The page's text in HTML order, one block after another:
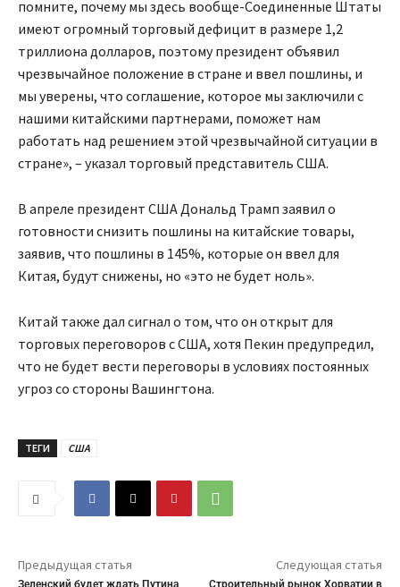
помните, почему мы здесь вообще-Соединенные Штаты
имеют огромный торговый дефицит в размере 1,2
триллиона долларов, поэтому президент объявил
чрезвычайное положение в стране и ввел пошлины, и
мы уверены, что соглашение, которое мы заключили с
нашими китайскими партнерами, поможет нам
работать над решением этой чрезвычайной ситуации в
стране», – указал торговый представитель США.
В апреле президент США Дональд Трамп заявил о
готовности снизить пошлины на китайские товары,
заявив, что пошлины в 145%, которые он ввел для
Китая, будут снижены, но «это не будет ноль».
Китай также дал сигнал о том, что он открыт для
торговых переговоров с США, хотя Пекин предупредил,
что не будет вести переговоры в условиях постоянных
угроз со стороны Вашингтона.
ТЕГИ США
Предыдущая статья
Зеленский будет ждать Путина
Следующая статья
Строительный рынок Хорватии в